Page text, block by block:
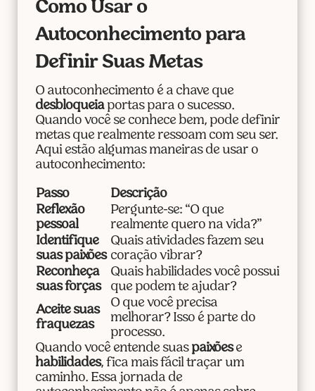
Como Usar o
Autoconhecimento para
Definir Suas Metas
O autoconhecimento é a chave que
desbloqueiaportas para o sucesso.
Quando você se conhece bem, pode definir
metas que realmente ressoam com seu ser.
Aqui estão algumas maneiras de usar o
autoconhecimento:
Passo
Descrição
Reflexão
pessoal
Pergunte-se: “O que
realmente quero na vida?”
Identifique
suas paixões
Quais atividades fazem seu
coração vibrar?
Reconheça
suas forças
Quais habilidades você possui
que podem te ajudar?
Aceite suas
fraquezas
O que você precisa
melhorar? Isso é parte do
processo.
Quando você entende suas paixõese
habilidades, fica mais fácil traçar um
caminho. Essa jornada de